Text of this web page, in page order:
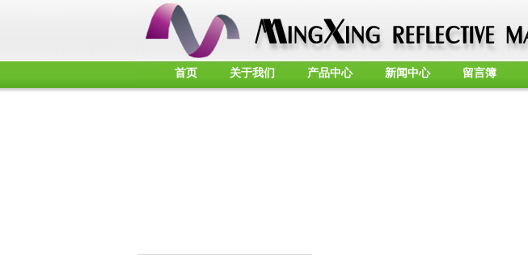
首页 关于我们 产品中心 新闻中心 留言簿